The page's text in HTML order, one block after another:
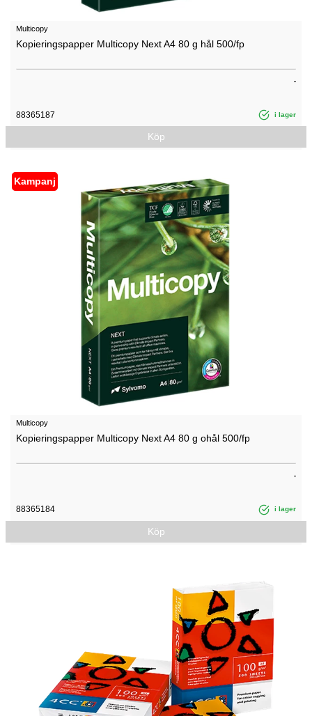
Multicopy
Kopieringspapper Multicopy Next A4 80 g hål 500/fp
88365187 i lager
Köp
Kampanj
Multicopy
Kopieringspapper Multicopy Next A4 80 g ohål 500/fp
88365184 i lager
Köp